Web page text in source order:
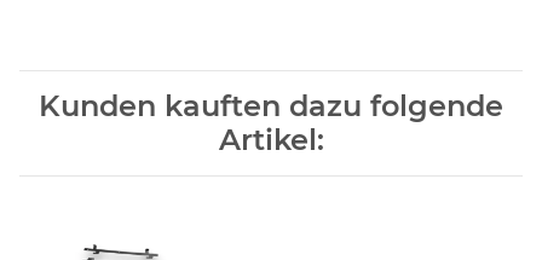
Kunden kauften dazu folgende
Artikel: